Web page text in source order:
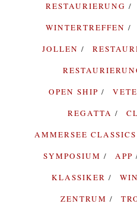
RESTAURIERUNG
WINTERTREFFEN
JOLLEN
OPEN SHIP
REGATTA
AMMERSEE CLASSICS
SYMPOSIUM
APP
KLASSIKER
ZENTRUM